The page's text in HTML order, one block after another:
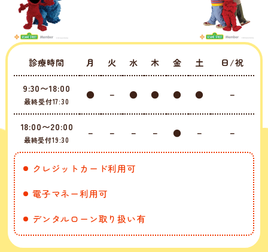
診療時間 月 火 水 木 金 土 日/祝
9:30〜18:00
最終受付17:30
● － ● ● ● ● －
18:00〜20:00
最終受付19:30
－ － － － ● － －
クレジットカード利用可
電子マネー利用可
デンタルローン取り扱い有